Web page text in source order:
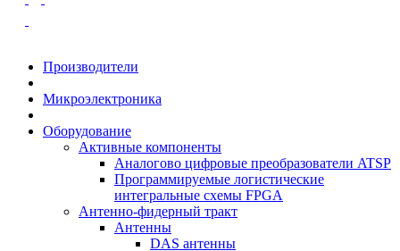
Производители
Микроэлектроника
Оборудование
Активные компоненты
Аналогово цифровые преобразователи ATSP
Программируемые логистические
интегральные схемы FPGA
Антенно-фидерный тракт
Антенны
DAS антенны